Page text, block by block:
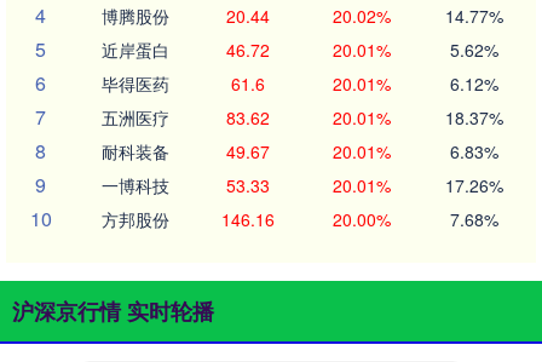
4 博腾股份 20.44 20.02% 14.77%
5 近岸蛋白 46.72 20.01% 5.62%
6 毕得医药 61.6 20.01% 6.12%
7 五洲医疗 83.62 20.01% 18.37%
8 耐科装备 49.67 20.01% 6.83%
9 一博科技 53.33 20.01% 17.26%
10 方邦股份 146.16 20.00% 7.68%
沪深京行情 实时轮播